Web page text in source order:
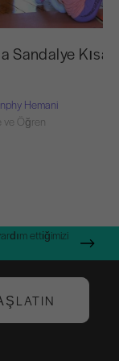
Sandalye
Hemani
ve Öğren
ettiğimizi